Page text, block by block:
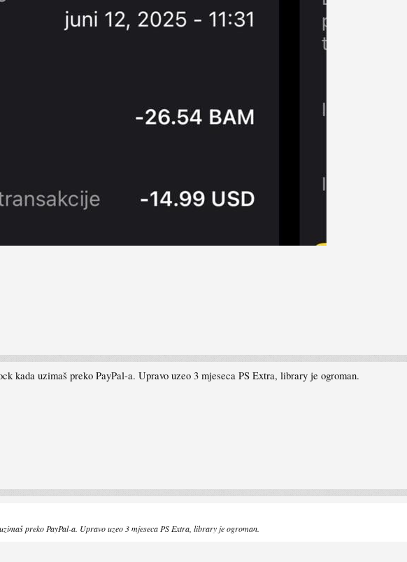
kada uzimaš preko PayPal-a. Upravo uzeo 3 mjeseca PS Extra, library je ogroman.
preko PayPal-a. Upravo uzeo 3 mjeseca PS Extra, library je ogroman.